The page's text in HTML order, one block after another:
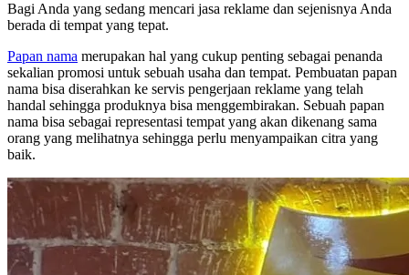
Bagi Anda yang sedang mencari jasa reklame dan sejenisnya Anda
berada di tempat yang tepat.
Papan nama merupakan hal yang cukup penting sebagai penanda
sekalian promosi untuk sebuah usaha dan tempat. Pembuatan papan
nama bisa diserahkan ke servis pengerjaan reklame yang telah
handal sehingga produknya bisa menggembirakan. Sebuah papan
nama bisa sebagai representasi tempat yang akan dikenang sama
orang yang melihatnya sehingga perlu menyampaikan citra yang
baik.